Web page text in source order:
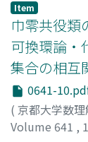
Item
巾零共役類
可換環論・
集合の相互
0641-
( 京都大学数
Volume 641 ,